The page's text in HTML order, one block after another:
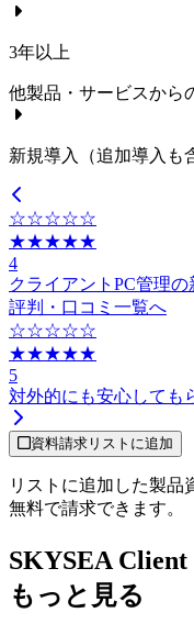
3年以上
他製品・サービスから
新規導入（追加導入も
☆☆☆☆☆
★★★★★
4
クライアントPC管理
評判・口コミ一覧へ
☆☆☆☆☆
★★★★★
5
対外的にも安心しても
資料請求リストに追加
リストに追加した製品
無料で請求できます。
SKYSEA
もっと見る